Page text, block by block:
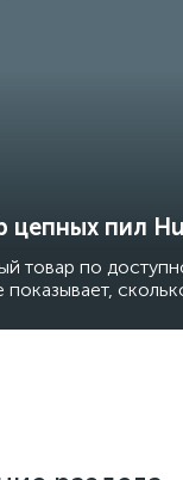
цепных пил
товар по